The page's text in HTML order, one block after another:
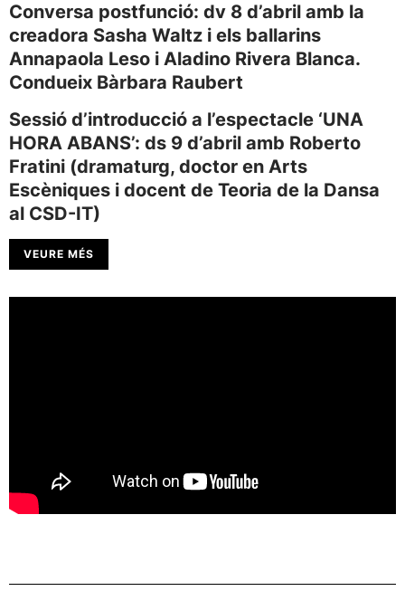
Conversa postfunció: dv 8 d’abril amb la
creadora Sasha Waltz i els ballarins
Annapaola Leso i Aladino Rivera Blanca.
Condueix Bàrbara Raubert
Sessió d’introducció a l’espectacle ‘UNA
HORA ABANS’: ds 9 d’abril amb Roberto
Fratini (dramaturg, doctor en Arts
Escèniques i docent de Teoria de la Dansa
al CSD-IT)
VEURE MÉS